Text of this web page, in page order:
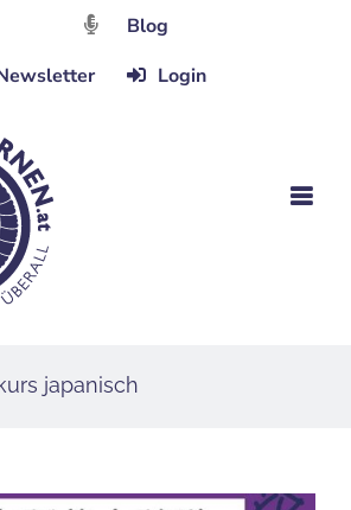
Blog
Login
japanisch